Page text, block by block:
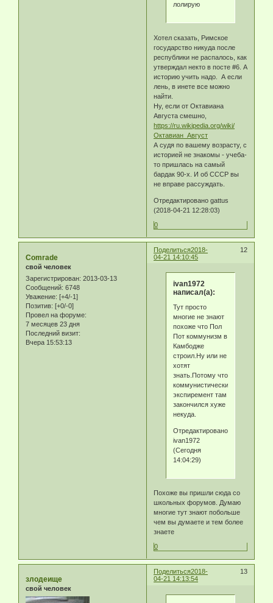
лолирую
Хотел сказать, Римское
государство никуда после
республики не распалось, как
утверждал некто в посте #6. А
историю учить надо. А если
лень, в инете все можно
найти.
Ну, если от Октавиана
Августа смешно,
https://ru.wikipedia.org/wiki/
Октавиан_Август
А судя по вашему возрасту, с
историей не знакомы - учеба-
то пришлась на самый
бардак 90-х. И об СССР вы
не вправе рассуждать.
Отредактировано gattus
(2018-04-21 12:28:03)
0
Поделиться 12
2018-
04-21 14:10:45
Comrade
свой человек
Зарегистрирован: 2013-03-13
Сообщений: 6748
Уважение: [+4/-1]
Позитив: [+0/-0]
Провел на форуме:
7 месяцев 23 дня
Последний визит:
Вчера 15:53:13
ivan1972
написал(а):
Тут просто
многие не знают
похоже что Пол
Пот коммунизм в
Камбодже
строил.Ну или не
хотят
знать.Потому что
коммунистический
экспиремент там
закончился хуже
некуда.
Отредактировано
ivan1972
(Сегодня
14:04:29)
Похоже вы пришли сюда со
школьных форумов. Думаю
многие тут знают побольше
чем вы думаете и тем более
знаете
0
Поделиться 13
2018-
04-21 14:13:54
злодеище
свой человек